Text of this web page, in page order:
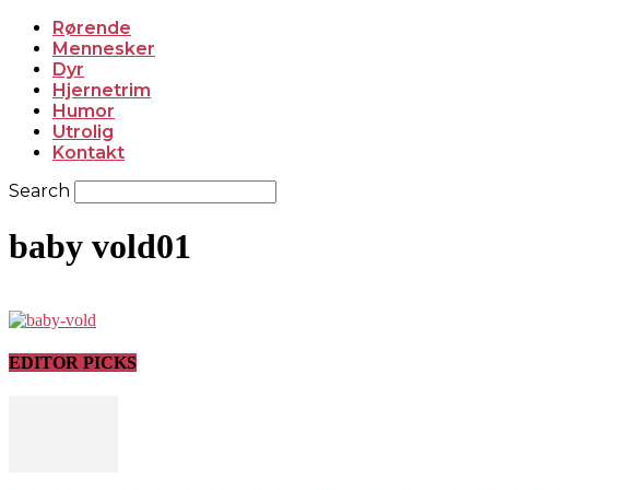
Rørende
Mennesker
Dyr
Hjernetrim
Humor
Utrolig
Kontakt
Search
baby vold01
EDITOR PICKS